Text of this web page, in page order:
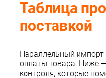
Таблица
поставкой
Параллельный импорт
оплаты товара. Ниже
контроля, которые